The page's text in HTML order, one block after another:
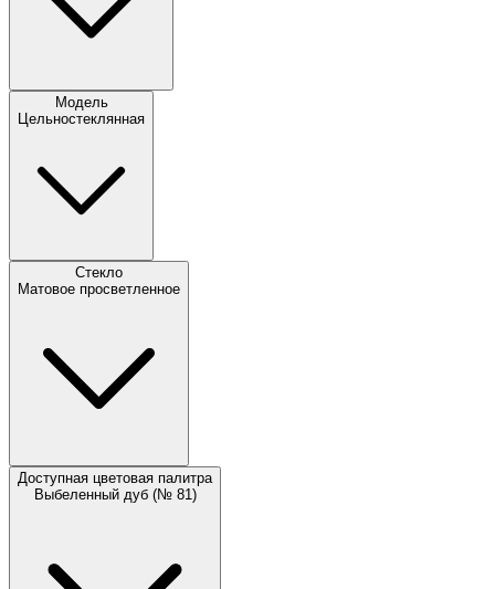
Модель
Цельностеклянная
Стекло
Матовое просветленное
Доступная цветовая палитра
Выбеленный дуб (№ 81)